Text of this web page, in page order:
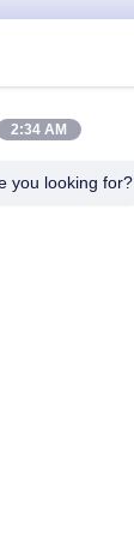
2:34 AM
you looking for?